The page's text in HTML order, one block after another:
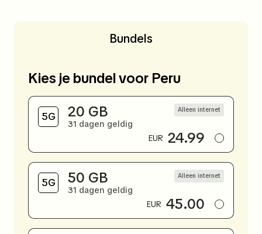
Bundels
Kies je bundel voor Peru
20 GB
31 dagen geldig
Alleen internet
EUR 24.99
50 GB
31 dagen geldig
Alleen internet
EUR 45.00